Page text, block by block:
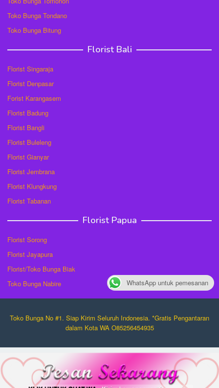
Toko Bunga Tondano
Toko Bunga Bitung
Florist Bali
Florist Singaraja
Florist Denpasar
Forist Karangasem
Florist Badung
Florist Bangli
Florist Buleleng
Florist Gianyar
Florist Jembrana
Florist Klungkung
Florist Tabanan
Florist Papua
Florist Sorong
Florist Jayapura
Florist/Toko Bunga Biak
Toko Bunga Nabire
Toko Bunga No #1. Siap Kirim Seluruh Indonesia. *Gratis Pengantaran
dalam Kota WA O85256454935
WhatsApp untuk pemesanan